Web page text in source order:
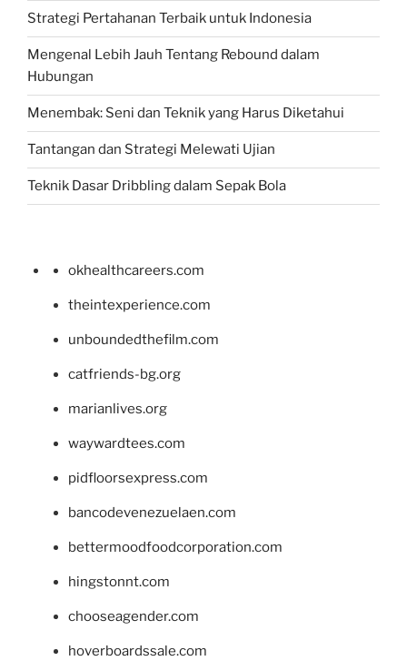
Strategi Pertahanan Terbaik untuk Indonesia
Mengenal Lebih Jauh Tentang Rebound dalam
Hubungan
Menembak: Seni dan Teknik yang Harus Diketahui
Tantangan dan Strategi Melewati Ujian
Teknik Dasar Dribbling dalam Sepak Bola
okhealthcareers.com
theintexperience.com
unboundedthefilm.com
catfriends-bg.org
marianlives.org
waywardtees.com
pidfloorsexpress.com
bancodevenezuelaen.com
bettermoodfoodcorporation.com
hingstonnt.com
chooseagender.com
hoverboardssale.com